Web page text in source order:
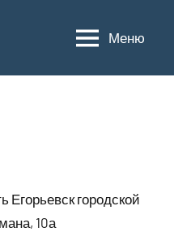
Меню
Егорьевск городской
10а